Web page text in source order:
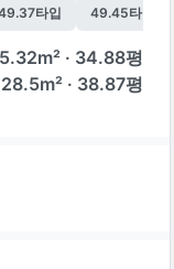
타입 49.45타입
m² · 34.88평
· 38.87평